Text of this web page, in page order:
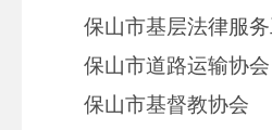
保山市基层法律服
保山市道路运输协会
保山市基督教协会